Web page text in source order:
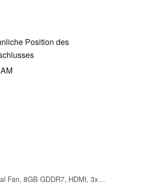
Position des
PNY GeForce RTX 5060 Ti Overclocked Dual Fan, 8GB GDDR7, HDMI, 3x DP (VCG5060T8DFXPB1-O)